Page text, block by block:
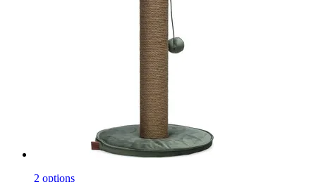
2 options